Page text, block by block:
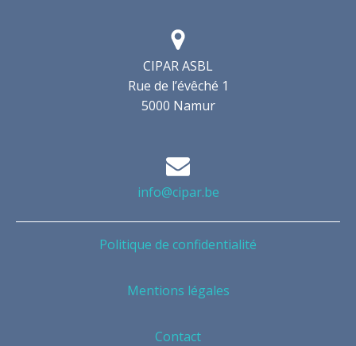
CIPAR ASBL
Rue de l’évêché 1
5000 Namur
info@cipar.be
Politique de confidentialité
Mentions légales
Contact